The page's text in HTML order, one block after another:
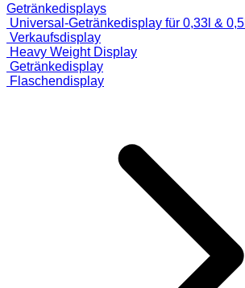
Getränkedisplays
Universal-Getränkedisplay für 0,33l & 0,5l
Verkaufsdisplay
Heavy Weight Display
Getränkedisplay
Flaschendisplay